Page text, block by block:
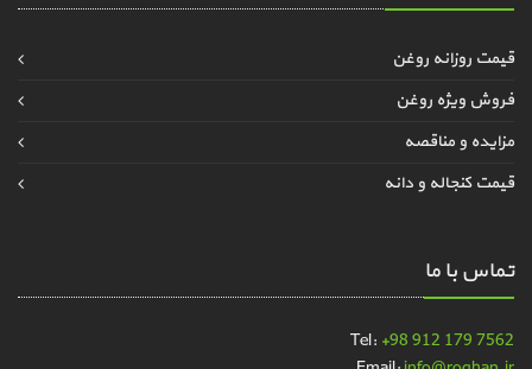
قیمت روزانه روغن
فروش ویژه روغن
مزایده و مناقصه
قیمت کنجاله و دانه
تماس با ما
Tel: +98 912 179 7562